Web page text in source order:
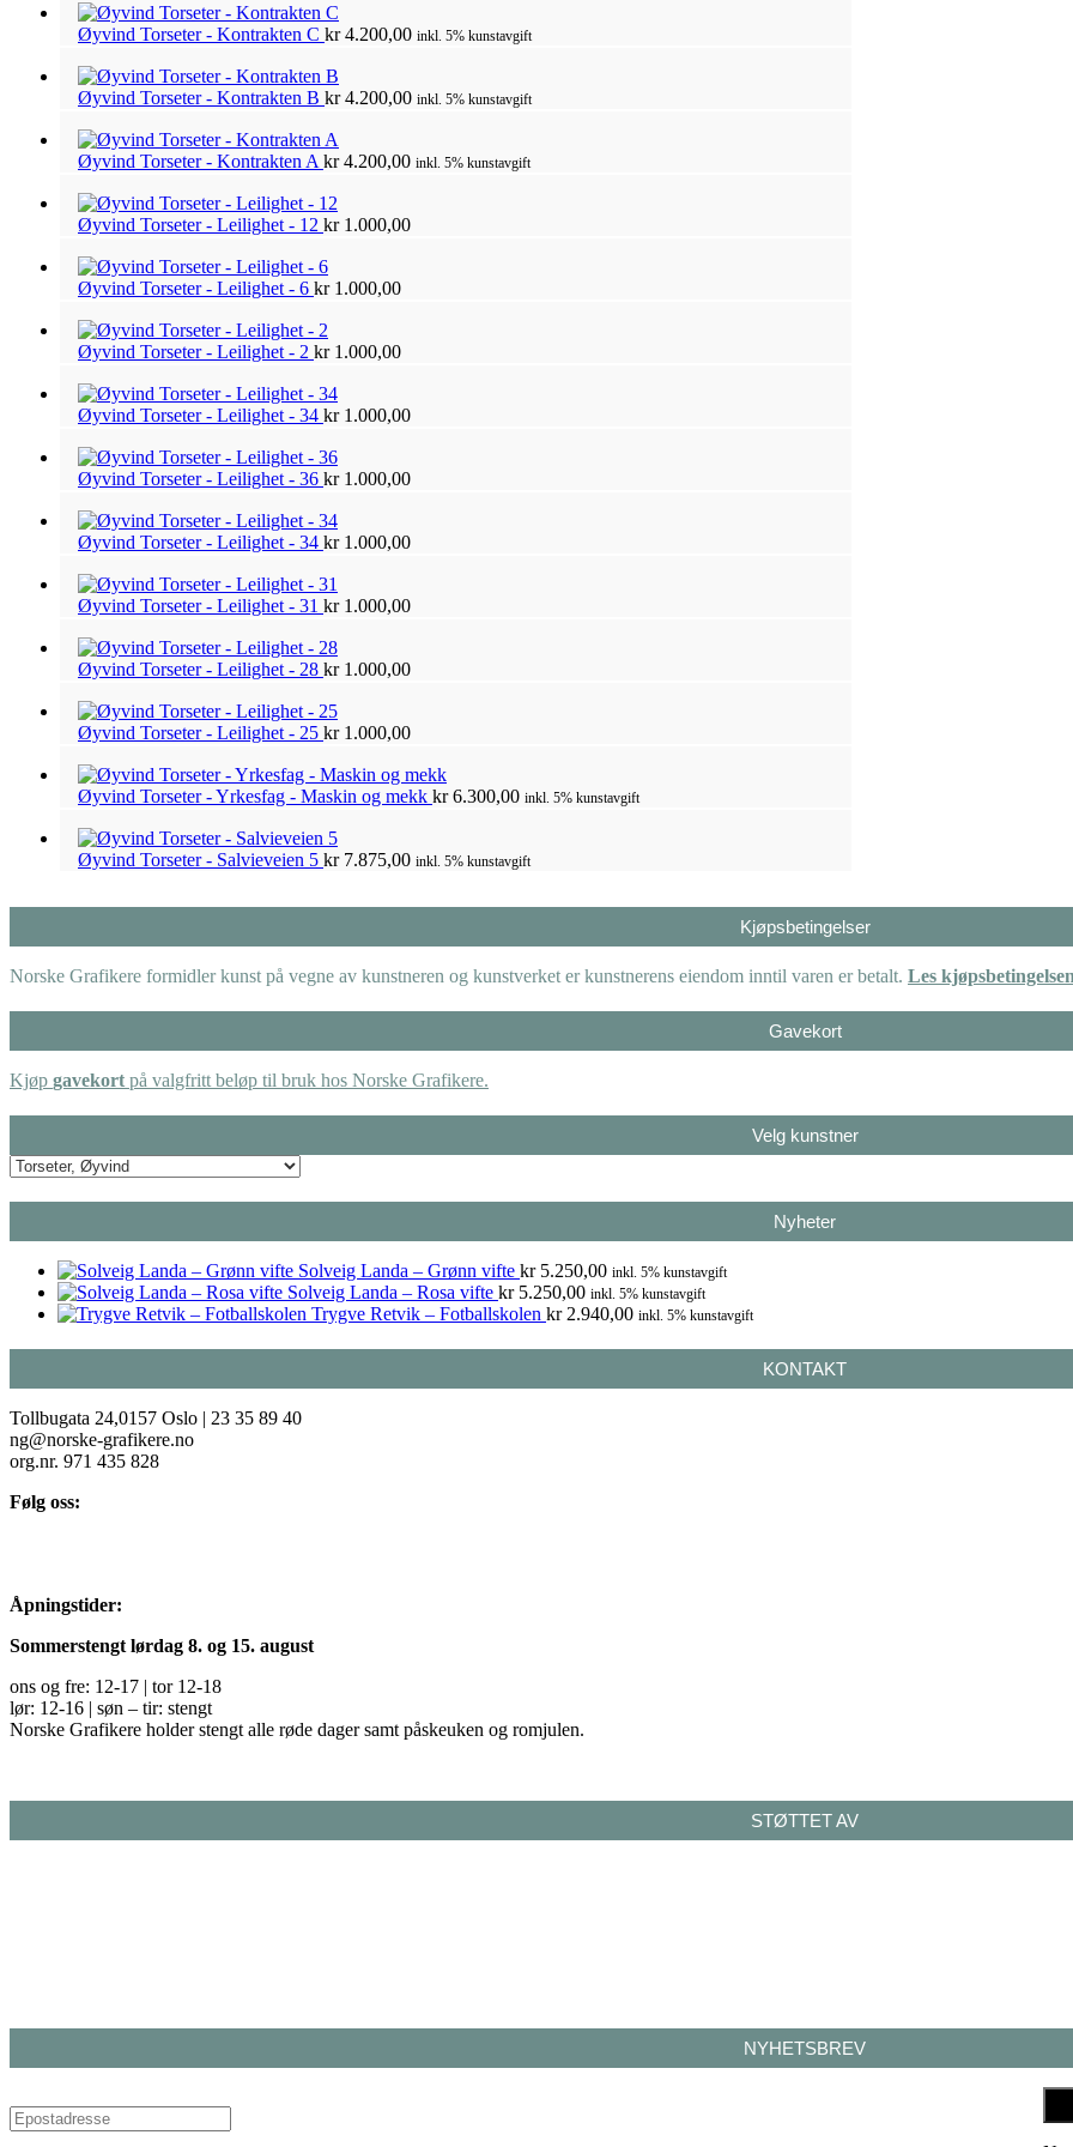
Øyvind Torseter - Kontrakten C kr4.200,00 inkl. 5% kunstavgift
Øyvind Torseter - Kontrakten B kr4.200,00 inkl. 5% kunstavgift
Øyvind Torseter - Kontrakten A kr4.200,00 inkl. 5% kunstavgift
Øyvind Torseter - Leilighet - 12 kr1.000,00
Øyvind Torseter - Leilighet - 6 kr1.000,00
Øyvind Torseter - Leilighet - 2 kr1.000,00
Øyvind Torseter - Leilighet - 34 kr1.000,00
Øyvind Torseter - Leilighet - 36 kr1.000,00
Øyvind Torseter - Leilighet - 34 kr1.000,00
Øyvind Torseter - Leilighet - 31 kr1.000,00
Øyvind Torseter - Leilighet - 28 kr1.000,00
Øyvind Torseter - Leilighet - 25 kr1.000,00
Øyvind Torseter - Yrkesfag - Maskin og mekk kr6.300,00 inkl. 5% kunstavgift
Øyvind Torseter - Salvieveien 5 kr7.875,00 inkl. 5% kunstavgift
Kjøpsbetingelser
Norske Grafikere formidler kunst på vegne av kunstneren og kunstverket er kunstnerens eiendom inntil varen er betalt. Les
Gavekort
Kjøp gavekort på valgfritt beløp til bruk hos Norske Grafikere.
Velg kunstner
Nyheter
Solveig Landa – Grønn vifte kr5.250,00 inkl. 5% kunstavgift
Solveig Landa – Rosa vifte kr5.250,00 inkl. 5% kunstavgift
Trygve Retvik – Fotballskolen kr2.940,00 inkl. 5% kunstavgift
KONTAKT
Tollbugata 24,0157 Oslo | 23 35 89 40
ng@norske-grafikere.no
org.nr. 971 435 828
Følg oss:
Åpningstider:
Sommerstengt lørdag 8. og 15. august
ons og fre: 12-17 | tor 12-18
lør: 12-16 | søn – tir: stengt
Norske Grafikere holder stengt alle røde dager samt påskeuken og romjulen.
STØTTET AV
NYHETSBREV